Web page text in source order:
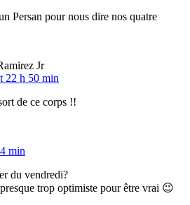
Persan pour nous dire nos quatre
Jr
22 h 50 min
de ce corps !!
min
du vendredi?
trop optimiste pour être vrai 😉